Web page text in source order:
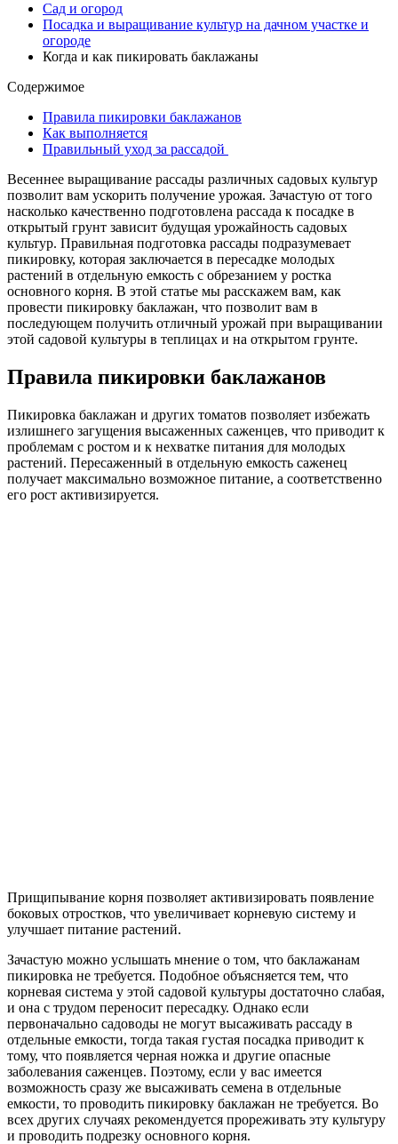
Сад и огород
Посадка и выращивание культур на дачном участке и
огороде
Когда и как пикировать баклажаны
Содержимое
Правила пикировки баклажанов
Как выполняется
Правильный уход за рассадой
Весеннее выращивание рассады различных садовых культур
позволит вам ускорить получение урожая. Зачастую от того
насколько качественно подготовлена рассада к посадке в
открытый грунт зависит будущая урожайность садовых
культур. Правильная подготовка рассады подразумевает
пикировку, которая заключается в пересадке молодых
растений в отдельную емкость с обрезанием у ростка
основного корня. В этой статье мы расскажем вам, как
провести пикировку баклажан, что позволит вам в
последующем получить отличный урожай при выращивании
этой садовой культуры в теплицах и на открытом грунте.
Правила пикировки баклажанов
Пикировка баклажан и других томатов позволяет избежать
излишнего загущения высаженных саженцев, что приводит к
проблемам с ростом и к нехватке питания для молодых
растений. Пересаженный в отдельную емкость саженец
получает максимально возможное питание, а соответственно
его рост активизируется.
Прищипывание корня позволяет активизировать появление
боковых отростков, что увеличивает корневую систему и
улучшает питание растений.
Зачастую можно услышать мнение о том, что баклажанам
пикировка не требуется. Подобное объясняется тем, что
корневая система у этой садовой культуры достаточно слабая,
и она с трудом переносит пересадку. Однако если
первоначально садоводы не могут высаживать рассаду в
отдельные емкости, тогда такая густая посадка приводит к
тому, что появляется черная ножка и другие опасные
заболевания саженцев. Поэтому, если у вас имеется
возможность сразу же высаживать семена в отдельные
емкости, то проводить пикировку баклажан не требуется. Во
всех других случаях рекомендуется прореживать эту культуру
и проводить подрезку основного корня.